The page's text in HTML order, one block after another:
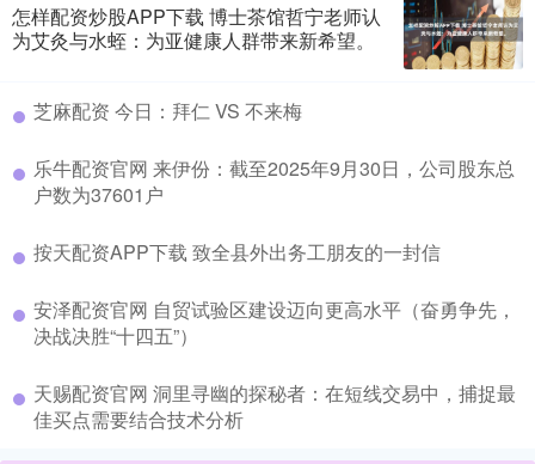
怎样配资炒股APP下载 博士茶馆哲宁老师认
为艾灸与水蛭：为亚健康人群带来新希望。
​芝麻配资 今日：拜仁 VS 不来梅
​乐牛配资官网 来伊份：截至2025年9月30日，公司股东总
户数为37601户
​按天配资APP下载 致全县外出务工朋友的一封信
​安泽配资官网 自贸试验区建设迈向更高水平（奋勇争先，
决战决胜“十四五”）
​天赐配资官网 洞里寻幽的探秘者：在短线交易中，捕捉最
佳买点需要结合技术分析